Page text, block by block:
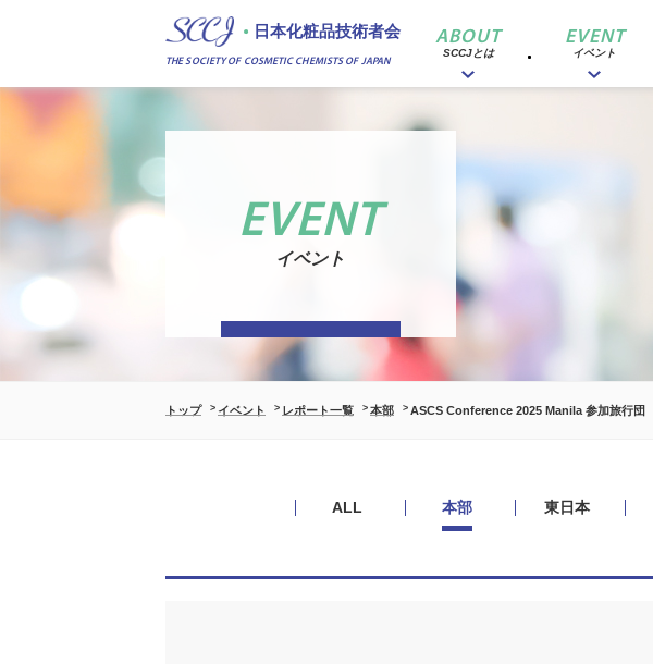
日本化粧品技術者会
THE SOCIETY OF COSMETIC CHEMISTS OF JAPAN
ABOUT
SCCJとは
EVENT
イベント
EVENT
イベント
トップ イベント レポート一覧 本部 ASCS Conference 2025 Manila 参加旅行団
ALL 本部 東日本